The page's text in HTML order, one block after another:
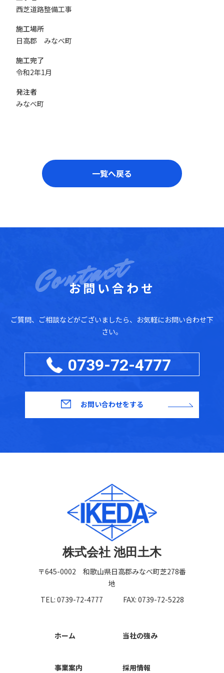
西芝道路整備工事
施工場所
日高郡 みなべ町
施工完了
令和2年1月
発注者
みなべ町
一覧へ戻る
お問い合わせ
ご質問、ご相談などがございましたら、お気軽にお問い合わせ下
さい。
0739-72-4777
お問い合わせをする
株式会社 池田土木
〒645-0002 和歌山県日高郡みなべ町芝278番
地
TEL: 0739-72-4777
FAX: 0739-72-5228
ホーム
事業案内
当社の強み
採用情報